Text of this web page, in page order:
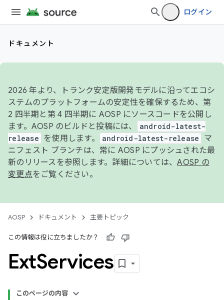
ログイン
ドキュメント
2026 年より、トランク安定版開発モデルに沿ってエコシ
ステムのプラットフォームの安定性を確保するため、第
2 四半期と第 4 四半期に AOSP にソースコードを公開し
ます。AOSP のビルドと投稿には、
android-latest-
release
を使用します。 android-latest-release
マ
ニフェスト ブランチは、常に AOSP にプッシュされた最
新のリリースを参照します。詳細については、AOSP の
変更点をご覧ください。
AOSP ドキュメント 主要トピック
この情報は役に立ちましたか？
ExtServices
このページの内容